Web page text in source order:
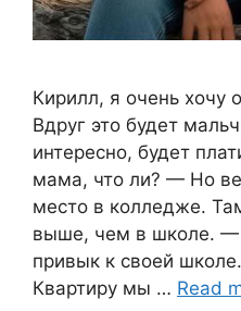
Кирилл, я очень хочу
Вдруг это будет
интересно, будет
мама, что ли? — Но
место в колледже.
выше, чем в школе. —
привык к своей
Квартиру мы … Read